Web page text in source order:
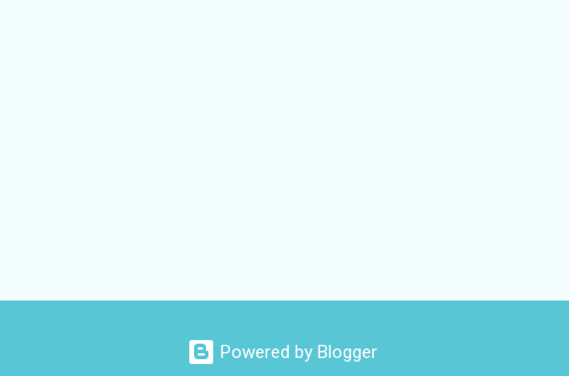
Powered by Blogger